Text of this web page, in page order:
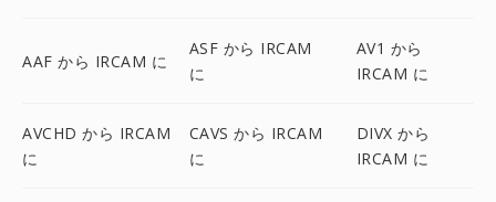
AAF から IRCAM に
ASF から IRCAM
に
AV1 から
IRCAM に
AVCHD から IRCAM
に
CAVS から IRCAM
に
DIVX から
IRCAM に